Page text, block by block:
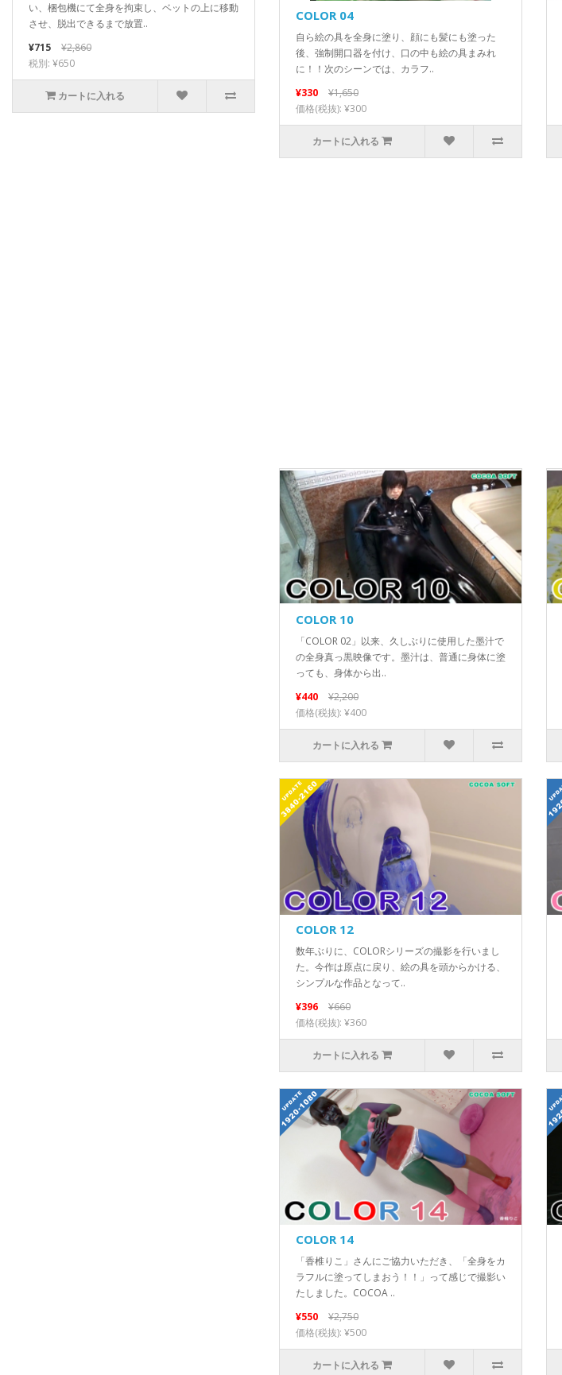
い、梱包機にて全身を拘束し、ベットの上に移動
させ、脱出できるまで放置..
¥715
¥2,860
税別: ¥650
カートに入れる
COLOR 04
自ら絵の具を全身に塗り、顔にも髪にも塗った
後、強制開口器を付け、口の中も絵の具まみれ
に！！次のシーンでは、カラフ..
¥330
¥1,650
価格(税抜): ¥300
カートに入れる
COLOR 10
「COLOR 02」以来、久しぶりに使用した墨汁で
の全身真っ黒映像です。墨汁は、普通に身体に塗
っても、身体から出..
¥440
¥2,200
価格(税抜): ¥400
カートに入れる
COLOR 12
数年ぶりに、COLORシリーズの撮影を行いまし
た。今作は原点に戻り、絵の具を頭からかける、
シンプルな作品となって..
¥396
¥660
価格(税抜): ¥360
カートに入れる
COLOR 14
「香椎りこ」さんにご協力いただき、「全身をカ
ラフルに塗ってしまおう！！」って感じで撮影い
たしました。COCOA ..
¥550
¥2,750
価格(税抜): ¥500
カートに入れる